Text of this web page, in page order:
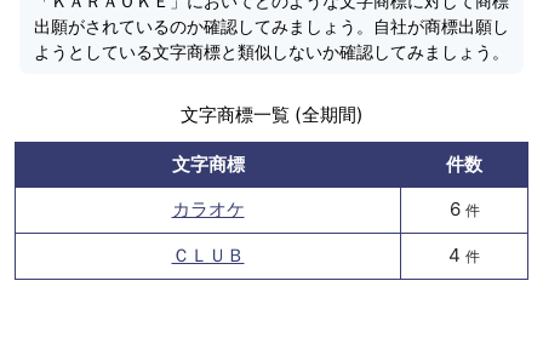
出願がされているのか確認してみましょう。自社が商標出願し
ようとしている文字商標と類似しないか確認してみましょう。
文字商標一覧 (全期間)
文字商標
件数
カラオケ
6 件
ＣＬＵＢ 4 件